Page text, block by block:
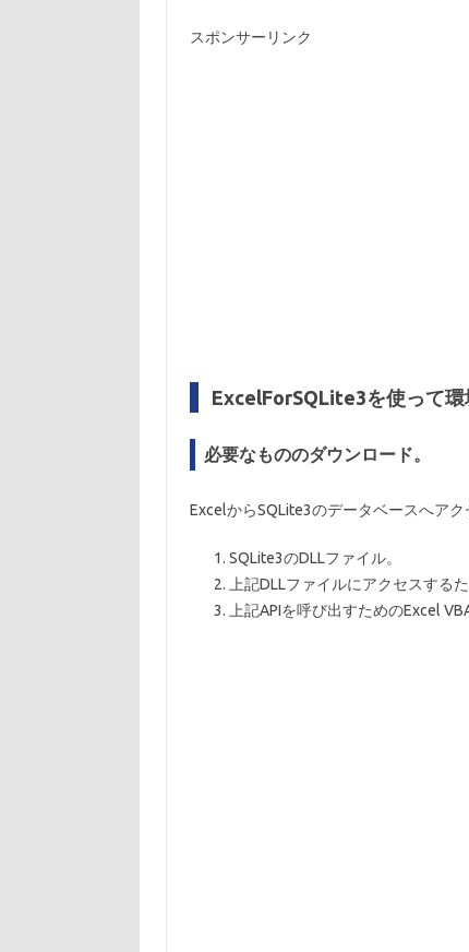
スポンサーリンク
ExcelForSQLite3を使って環
必要なもののダウンロード。
ExcelからSQLite3のデータベースへア
SQLite3のDLLファイル。
上記DLLファイルにアクセスする
上記APIを呼び出すためのExcel